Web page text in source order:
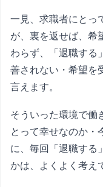
一見、求職者にとっ
が、裏を返せば、希
わらず、「退職する
善されない・希望を
言えます。
そういった環境で働
とって幸せなのか・
に、毎回「退職する
かは、よくよく考え